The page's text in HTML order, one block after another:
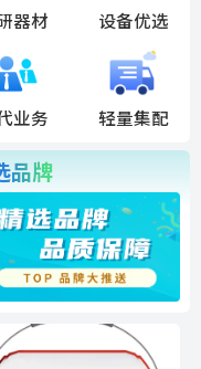
器材 设备优选
业务 轻量集配
品牌